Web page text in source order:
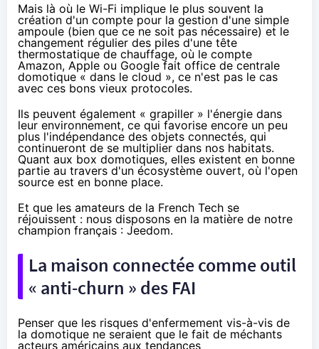
Mais là où le Wi-Fi implique le plus souvent la
création d'un compte pour la gestion d'une simple
ampoule (bien que ce ne soit pas nécessaire) et le
changement régulier des piles d'une tête
thermostatique de chauffage, où le compte
Amazon, Apple ou Google fait office de centrale
domotique « dans le cloud », ce n'est pas le cas
avec ces bons vieux protocoles.
Ils peuvent également « grapiller » l'énergie dans
leur environnement, ce qui favorise encore un peu
plus l'indépendance desobjets connectés, qui
continueront de se multiplier dans nos habitats.
Quant aux box domotiques, elles existent en bonne
partie au travers d'un écosystème ouvert, où l'open
source est en bonne place.
Et que les amateurs de la French Tech se
réjouissent : nous disposons en la matière de notre
champion français : Jeedom.
La maison connectée comme outil
« anti-churn » des FAI
Penser que les risques d'enfermement vis-à-vis de
la domotique ne seraient que le fait de méchants
acteurs américains aux tendances